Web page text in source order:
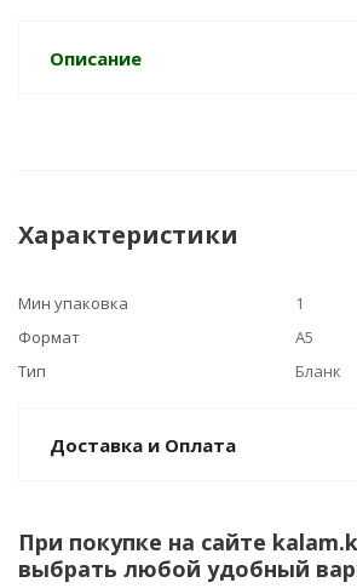
Описание
Характеристики
Мин упаковка
1
Формат
А5
Тип
Бланк
Доставка и Оплата
При покупке на сайте
выбрать любой удобный